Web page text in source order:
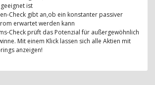
ist
Check gibt an,ob ein konstanter passiver
erwartet werden kann
Check prüft das Potenzial für außergewöhnlich
Mit einem Klick lassen sich alle Aktien mit
anzeigen!